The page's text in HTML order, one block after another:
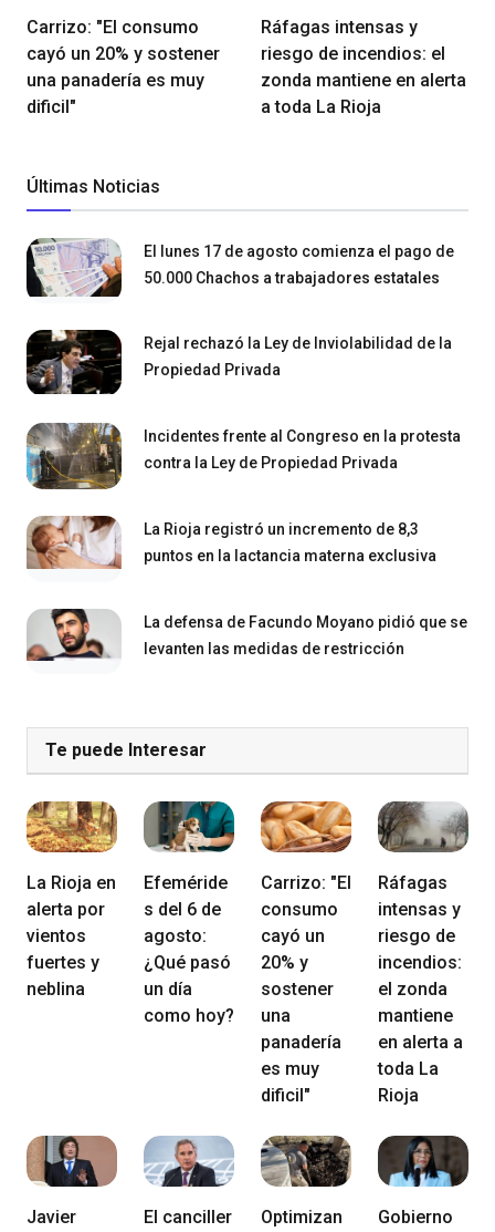
Carrizo: "El consumo
cayó un 20% y sostener
una panadería es muy
dificil"
Ráfagas intensas y
riesgo de incendios: el
zonda mantiene en alerta
a toda La Rioja
Últimas Noticias
El lunes 17 de agosto comienza el pago de
50.000 Chachos a trabajadores estatales
Rejal rechazó la Ley de Inviolabilidad de la
Propiedad Privada
Incidentes frente al Congreso en la protesta
contra la Ley de Propiedad Privada
La Rioja registró un incremento de 8,3
puntos en la lactancia materna exclusiva
La defensa de Facundo Moyano pidió que se
levanten las medidas de restricción
Te puede Interesar
La Rioja en
alerta por
vientos
fuertes y
neblina
Efeméride
s del 6 de
agosto:
¿Qué pasó
un día
como hoy?
Carrizo: "El
consumo
cayó un
20% y
sostener
una
panadería
es muy
dificil"
Ráfagas
intensas y
riesgo de
incendios:
el zonda
mantiene
en alerta a
toda La
Rioja
Javier
El canciller
Optimizan
Gobierno